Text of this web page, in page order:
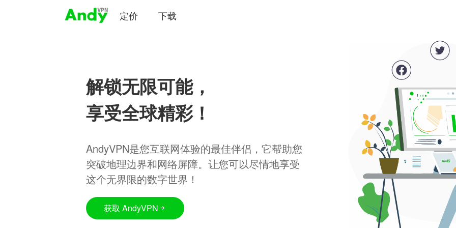
定价 下载
解锁无限可能，
享受全球精彩！
AndyVPN是您互联网体验的最佳伴侣，它帮助您
突破地理边界和网络屏障。让您可以尽情地享受
这个无界限的数字世界！
获取 AndyVPN